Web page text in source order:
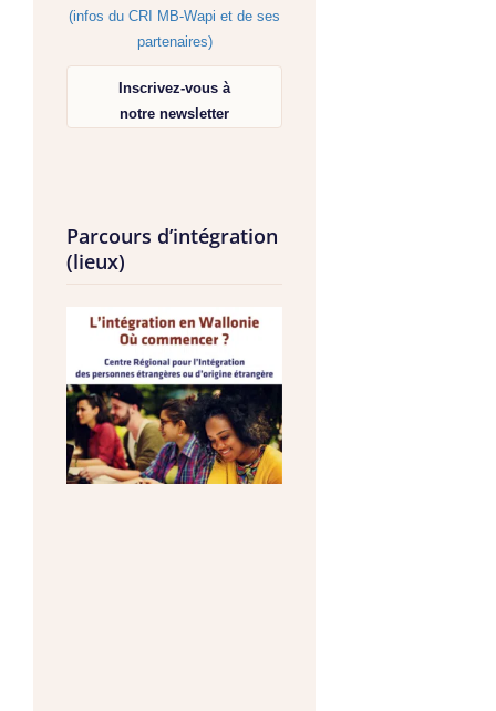
(infos du CRI MB-Wapi et de ses
partenaires)
Inscrivez-vous à
notre newsletter
Parcours d’intégration
(lieux)